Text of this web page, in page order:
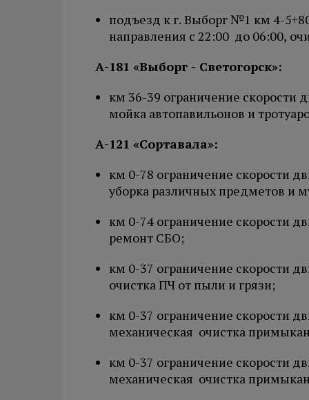
подъезд к г. Выборг №1 км 4-
направления с 22:00 до 06:00,
А-181 «Выборг - Светогорск»:
км 36-39 ограничение скорости
мойка автопавильонов и
А-121 «Сортавала»:
км 0-78 ограничение скорости
уборка различных предметов и
км 0-74 ограничение скорости
ремонт СБО;
км 0-37 ограничение скорости
очистка ПЧ от пыли и грязи;
км 0-37 ограничение скорости
механическая очистка
км 0-37 ограничение скорости
механическая очистка